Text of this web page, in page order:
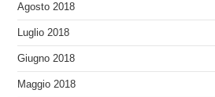
Agosto 2018
Luglio 2018
Giugno 2018
Maggio 2018